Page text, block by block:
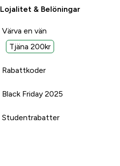
Lojalitet & Belöningar
Värva en vän
Tjäna 200kr
Rabattkoder
Black Friday 2025
Studentrabatter